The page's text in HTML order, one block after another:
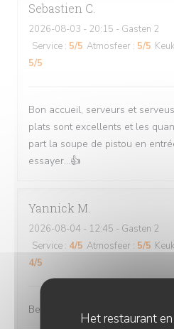
Het restaurant
Sebastien C
2026-08-03 - 20:15 - Gasten 2
Service : 5/5 Atmosfeer : 5/5
5/5
Bon accueil, serveurs et
plats sont excellents et les
part la soupe de pistou en
essayer...👍
Yannick M
2026-08-04 - 12:45 - Gasten 2
Service : 4/5 Atmosfeer : 5/5
4/5
Bel accueil, le cadre est très